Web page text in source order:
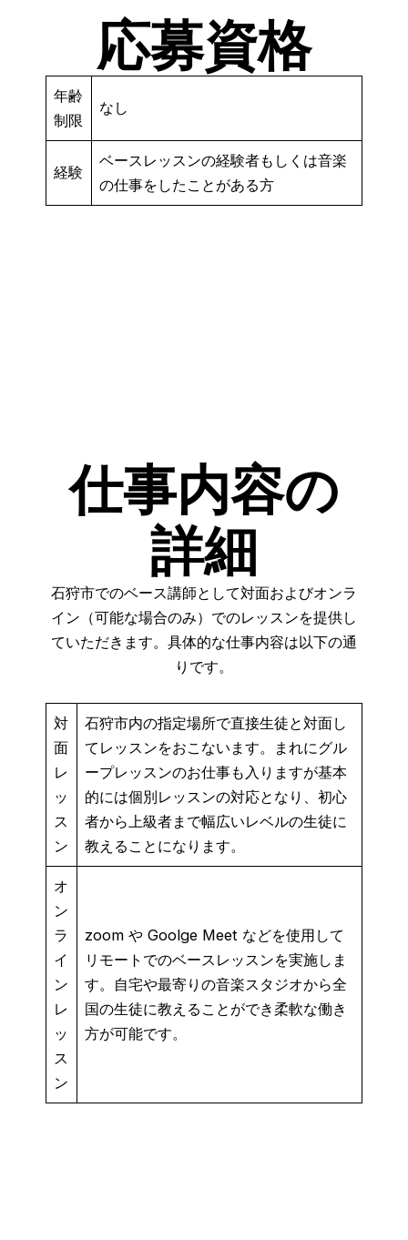
応募資格
年齢
制限
なし
経験
ベースレッスンの経験者もしくは音楽
の仕事をしたことがある方
仕事内容の
詳細
石狩市でのベース講師として対面およびオンラ
イン（可能な場合のみ）でのレッスンを提供し
ていただきます。具体的な仕事内容は以下の通
りです。
対
面
レ
ッ
ス
ン
石狩市内の指定場所で直接生徒と対面し
てレッスンをおこないます。まれにグル
ープレッスンのお仕事も入りますが基本
的には個別レッスンの対応となり、初心
者から上級者まで幅広いレベルの生徒に
教えることになります。
オ
ン
ラ
イ
ン
レ
ッ
ス
ン
zoom や Goolge Meet などを使用して
リモートでのベースレッスンを実施しま
す。自宅や最寄りの音楽スタジオから全
国の生徒に教えることができ柔軟な働き
方が可能です。